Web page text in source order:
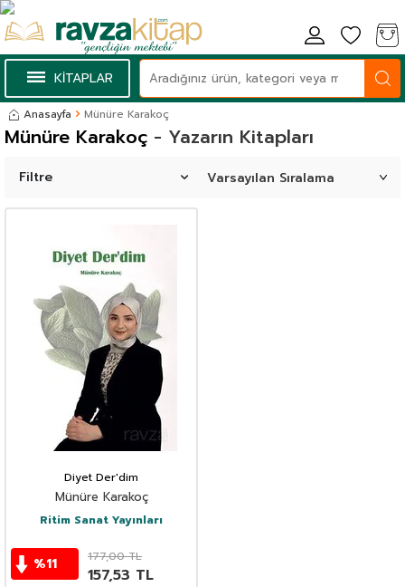
KİTAPLAR
Anasayfa Münüre Karakoç
- Yazarın Kitapları
Münüre Karakoç
Filtre
Diyet Der'dim
Münüre Karakoç
Ritim Sanat Yayınları
%11 177,00TL
157,53 TL